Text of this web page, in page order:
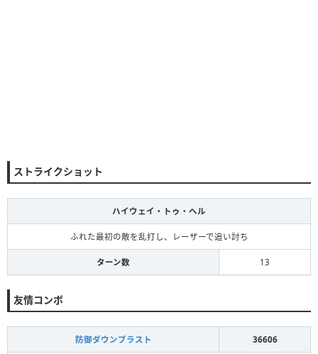
ストライクショット
ハイウェイ・トゥ・ヘル
ふれた最初の敵を乱打し、レーザーで追い討ち
ターン数 13
友情コンボ
防御ダウンブラスト 36606